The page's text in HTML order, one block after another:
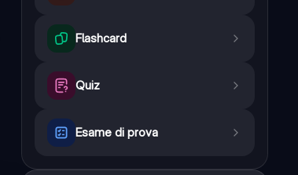
Flashcard
Quiz
Esame di prova